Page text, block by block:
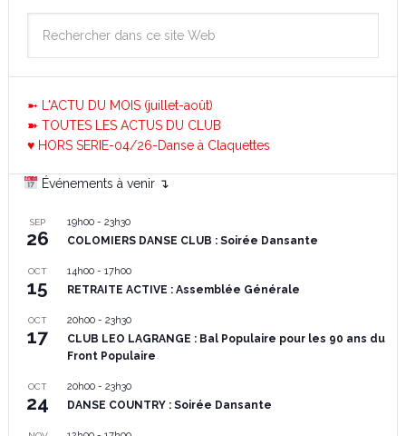
➼ L'ACTU DU MOIS (juillet-août)
➽ TOUTES LES ACTUS DU CLUB
♥ HORS SERIE-04/26-Danse à Claquettes
Événements à venir ↴
SEP
26
19h00- 23h30
COLOMIERS DANSE CLUB : Soirée Dansante
OCT
15
14h00- 17h00
RETRAITE ACTIVE : Assemblée Générale
OCT
17
20h00- 23h30
CLUB LEO LAGRANGE : Bal Populaire pour les 90 ans du
Front Populaire
OCT
24
20h00- 23h30
DANSE COUNTRY : Soirée Dansante